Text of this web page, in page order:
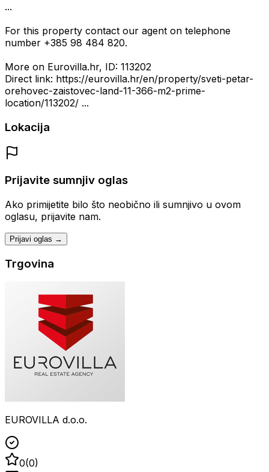
...
For this property contact our agent on telephone
number +385 98 484 820.
More on Eurovilla.hr, ID: 113202
Direct link: https://eurovilla.hr/en/property/sveti-petar-
orehovec-zaistovec-land-11-366-m2-prime-
location/113202/ ...
Lokacija
Prijavite sumnjiv oglas
Ako primijetite bilo što neobično ili sumnjivo u ovom
oglasu, prijavite nam.
Prijavi oglas →
Trgovina
EUROVILLA d.o.o.
0(0)